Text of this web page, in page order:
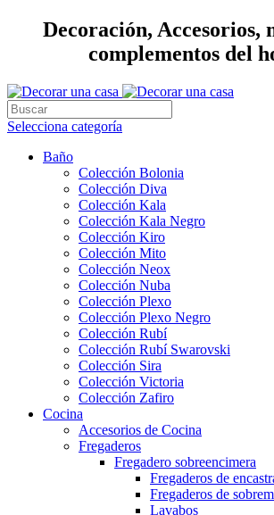
Decoración, Accesorios,
complementos del
Selecciona categoría
Baño
Colección Bolonia
Colección Diva
Colección Kala
Colección Kala Negro
Colección Kiro
Colección Mito
Colección Neox
Colección Nuba
Colección Plexo
Colección Plexo Negro
Colección Rubí
Colección Rubí Swarovski
Colección Sira
Colección Victoria
Colección Zafiro
Cocina
Accesorios de Cocina
Fregaderos
Fregadero sobreencimera
Fregaderos de
Fregaderos de
Lavabos